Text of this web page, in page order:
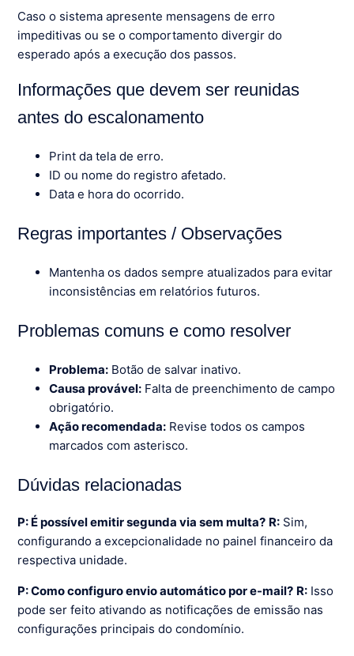
Caso o sistema apresente mensagens de erro
impeditivas ou se o comportamento divergir do
esperado após a execução dos passos.
Informações que devem ser reunidas
antes do escalonamento
Print da tela de erro.
ID ou nome do registro afetado.
Data e hora do ocorrido.
Regras importantes / Observações
Mantenha os dados sempre atualizados para evitar
inconsistências em relatórios futuros.
Problemas comuns e como resolver
Problema: Botão de salvar inativo.
Causa provável: Falta de preenchimento de campo
obrigatório.
Ação recomendada: Revise todos os campos
marcados com asterisco.
Dúvidas relacionadas
P: É possível emitir segunda via sem multa? R: Sim,
configurando a excepcionalidade no painel financeiro da
respectiva unidade.
P: Como configuro envio automático por e-mail? R: Isso
pode ser feito ativando as notificações de emissão nas
configurações principais do condomínio.